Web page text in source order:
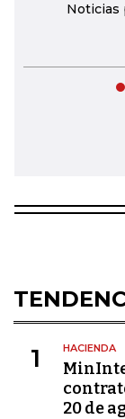
Noticias
1 HACIENDA
20 de